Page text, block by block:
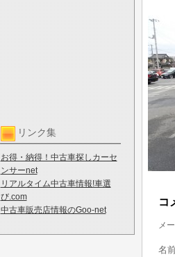
リンク集
お得・納得！中古車探しカーセ
ンサーnet
リアルタイム中古車情報!車選
び.com
中古車販売店情報のGoo-net
コ
メ
名